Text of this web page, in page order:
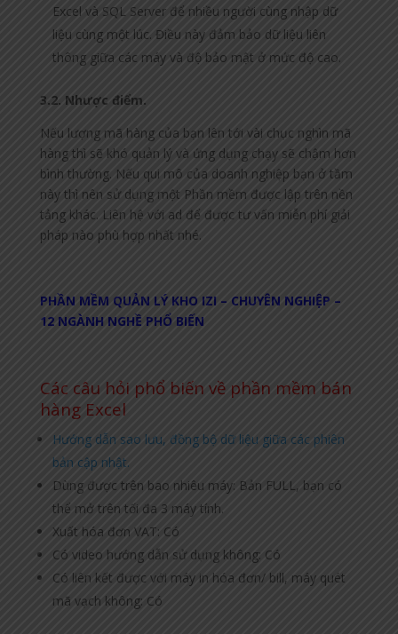
Excel và SQL Server để nhiều người cùng nhập dữ
liệu cùng một lúc. Điều này đảm bảo dữ liệu liên
thông giữa các máy và độ bảo mật ở mức độ cao.
3.2. Nhược điểm.
Nếu lượng mã hàng của bạn lên tới vài chục nghìn mã
hàng thì sẽ khó quản lý và ứng dụng chạy sẽ chậm hơn
bình thường. Nếu qui mô của doanh nghiệp bạn ở tầm
này thì nên sử dụng một Phần mềm được lập trên nền
tảng khác. Liên hệ với ad để được tư vấn miễn phí giải
pháp nào phù hợp nhất nhé.
PHẦN MỀM QUẢN LÝ KHO IZI – CHUYÊN NGHIỆP –
12 NGÀNH NGHỀ PHỔ BIẾN
Các câu hỏi phổ biến về phần mềm bán
hàng Excel
Hướng dẫn sao lưu, đồng bộ dữ liệu giữa các phiên
bản cập nhật.
Dùng được trên bao nhiêu máy: Bản FULL, bạn có
thể mở trên tối đa 3 máy tính.
Xuất hóa đơn VAT: Có
Có video hướng dẫn sử dụng không: Có
Có liên kết được với máy in hóa đơn/ bill, máy quét
mã vạch không: Có